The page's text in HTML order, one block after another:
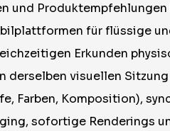
und
für flüssige
Erkunden
visuellen
Farben, Komposition),
sofortige Renderings